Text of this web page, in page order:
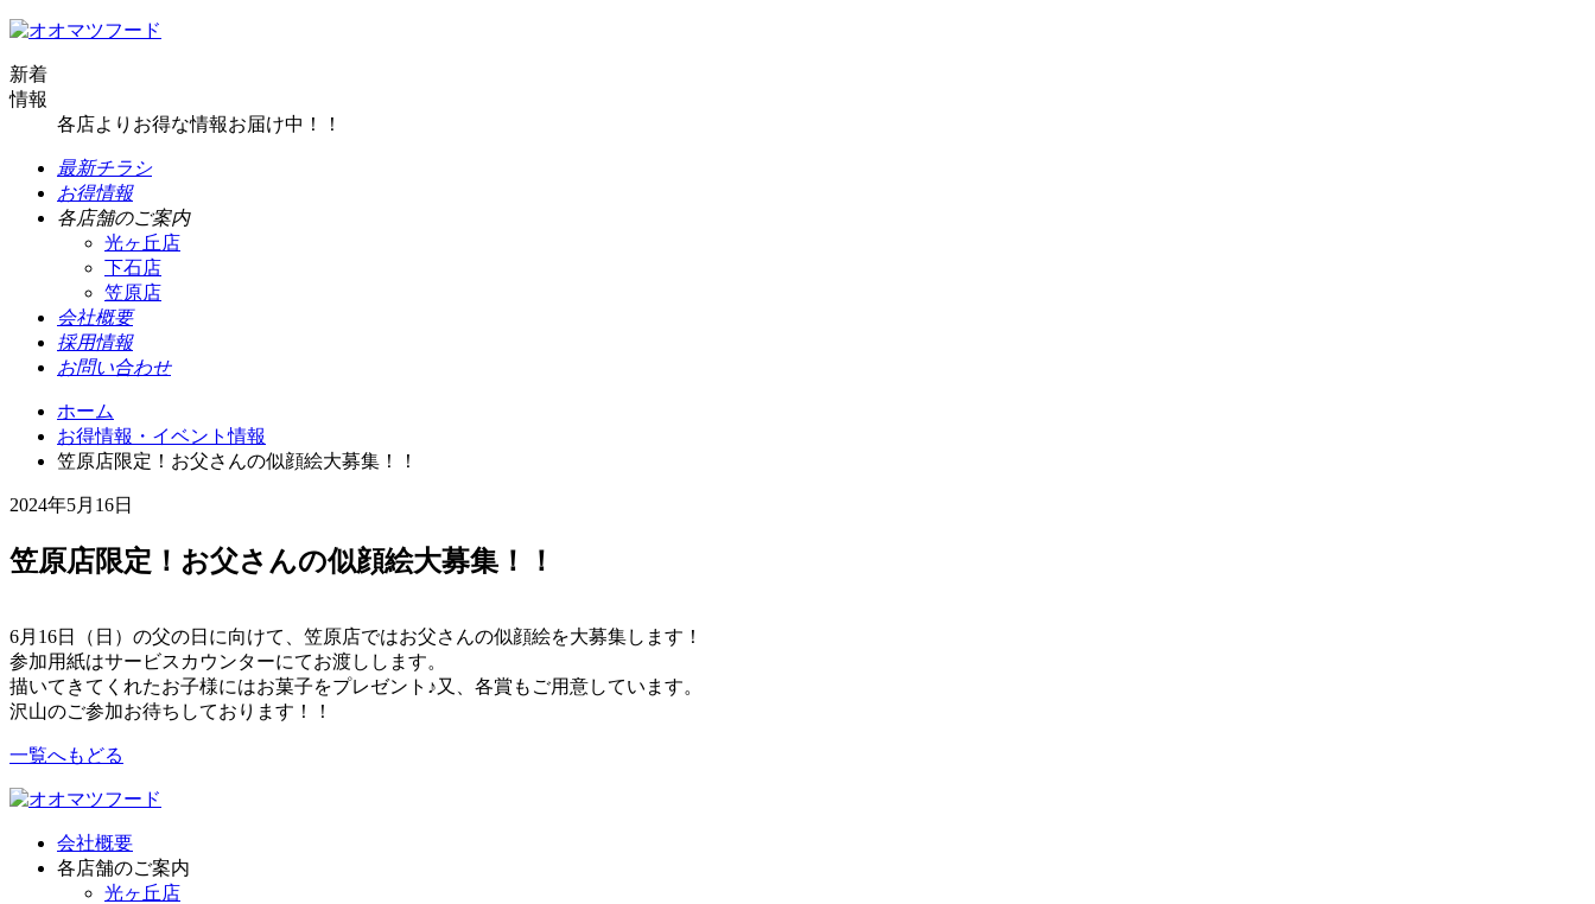
新着
情報
各店よりお得な情報お届け中！！
最新チラシ
お得情報
各店舗のご案内
光ヶ丘店
下石店
笠原店
会社概要
採用情報
お問い合わせ
ホーム
お得情報・イベント情報
笠原店限定！お父さんの似顔絵大募集！！
2024年5月16日
笠原店限定！お父さんの似顔絵大募集！！
6月16日（日）の父の日に向けて、笠原店ではお父さんの似顔絵を大募集します！
参加用紙はサービスカウンターにてお渡しします。
描いてきてくれたお子様にはお菓子をプレゼント♪又、各賞もご用意しています。
沢山のご参加お待ちしております！！
一覧へもどる
会社概要
各店舗のご案内
光ヶ丘店